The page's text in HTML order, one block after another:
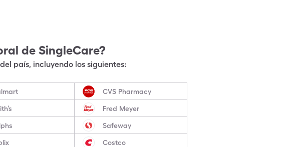
de SingleCare?
país, incluyendo los siguientes:
CVS Pharmacy
Fred Meyer
Safeway
Costco